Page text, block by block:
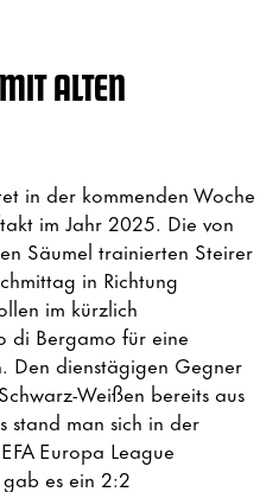
ALTEN
in der kommenden Woche
im Jahr 2025. Die von
Säumel trainierten Steirer
in Richtung
im kürzlich
di Bergamo für eine
Den dienstägigen Gegner
Weißen bereits aus
stand man sich in der
Europa League
es ein 2:2